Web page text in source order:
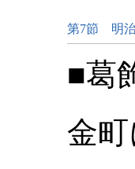
第7節 明
■葛
金